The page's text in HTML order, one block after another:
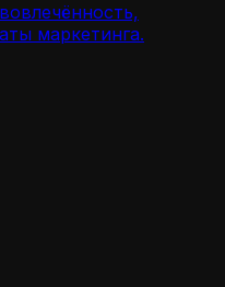
маркетинга.